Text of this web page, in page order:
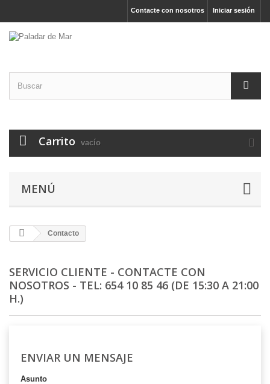
Iniciar sesión
Contacte con nosotros
Carrito vacío
MENÚ
Contacto
SERVICIO CLIENTE - CONTACTE CON
NOSOTROS - TEL: 654 10 85 46 (DE 15:30 A 21:00
H.)
ENVIAR UN MENSAJE
Asunto